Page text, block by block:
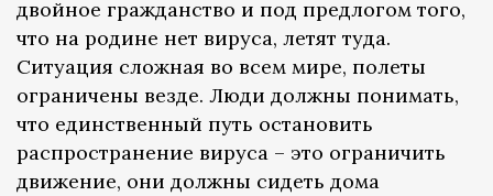
двойное гражданство и под предлогом того,
что на родине нет вируса, летят туда.
Ситуация сложная во всем мире, полеты
ограничены везде. Люди должны понимать,
что единственный путь остановить
распространение вируса – это ограничить
движение, они должны сидеть дома